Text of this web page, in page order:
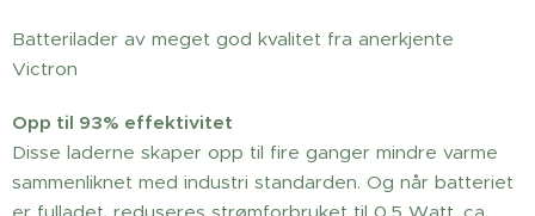
Batterilader av meget god kvalitet fra anerkjente
Victron
Opp til 93% effektivitet
Disse laderne skaper opp til fire ganger mindre varme
sammenliknet med industri standarden. Og når batteriet